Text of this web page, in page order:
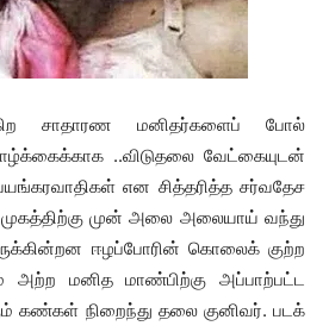
சாதாரண மனிதர்களைப் போல்
..விடுதலை வேட்கையுடன்
என சித்தரித்த சர்வதேச
முன் அலை அலையாய் வந்து
ஈழப்போரின் கொலைக் குற்ற
அற்ற மனித மாண்பிற்கு அப்பாற்பட்ட
கண்கள் நிறைந்து தலை குனிவர். படக்